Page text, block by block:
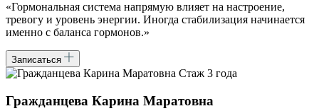
«Гормональная система напрямую влияет на настроение,
тревогу и уровень энергии. Иногда стабилизация начинается
именно с баланса гормонов.»
Записаться
Стаж 3 года
Гражданцева Карина Маратовна